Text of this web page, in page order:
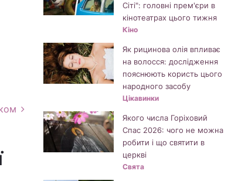
Сіті": головні прем'єри в
кінотеатрах цього тижня
Кіно
Як рицинова олія впливає
на волосся: дослідження
пояснюють користь цього
народного засобу
Цікавинки
Якого числа Горіховий
Спас 2026: чого не можна
робити і що святити в
церкві
Свята